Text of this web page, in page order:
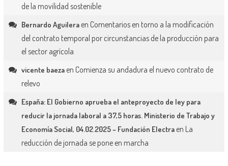
de la movilidad sostenible
Bernardo Aguileraen Comentarios en torno a la modificación
del contrato temporal por circunstancias de la producción para
el sector agrícola
vicente baezaen Comienza su andadura el nuevo contrato de
relevo
España: El Gobierno aprueba el anteproyecto de ley para
reducir la jornada laboral a 37,5 horas. Ministerio de Trabajo y
Economía Social, 04.02.2025 – Fundación Electraen La
reducción de jornada se pone en marcha